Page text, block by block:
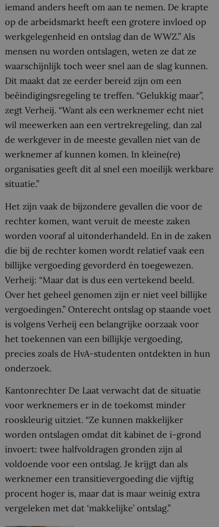
iemand anders heeft om aan te nemen. De krapte
op de arbeidsmarkt heeft een grotere invloed op
werkgelegenheid en ontslag dan de WWZ.” Als
mensen nu worden ontslagen, weten ze dat ze
waarschijnlijk toch weer snel aan de slag kunnen.
Dit maakt dat ze eerder bereid zijn om een
beëindigingsregeling te treffen. “Gelukkig maar”,
zegt Verheij. “Want als een werknemer echt niet
wil meewerken aan een vertrekregeling, dan zal
de werkgever in de meeste gevallen niet van de
werknemer af kunnen komen. In kleine(re)
organisaties geeft dit al snel een moeilijk werkbare
situatie.”
Het zijn vaak de bijzondere gevallen die voor de
rechter komen, want veruit de meeste zaken
worden vooraf al uitonderhandeld. En in de zaken
die bij de rechter komen wordt relatief vaak een
billijke vergoeding gevorderd én toegewezen.
Verheij: “Maar dat is dus een vertekend beeld.
Over het geheel genomen zijn er niet veel billijke
vergoedingen.” Onterecht ontslag op staande voet
is volgens Verheij een belangrijke oorzaak voor
het toekennen van een billijkje vergoeding,
precies zoals de HvA-studenten ontdekten in hun
onderzoek.
Kantonrechter De Laat verwacht dat de situatie
voor werknemers er in de toekomst minder
rooskleurig uitziet. “Ze kunnen makkelijker
worden ontslagen omdat dit kabinet de i-grond
invoert: twee halfvoldragen gronden zijn al
voldoende voor een ontslag. Je krijgt dan als
werknemer een transitievergoeding die vijftig
procent hoger is, maar dat is maar weinig extra
vergeleken met dat ‘makkelijke’ ontslag.”